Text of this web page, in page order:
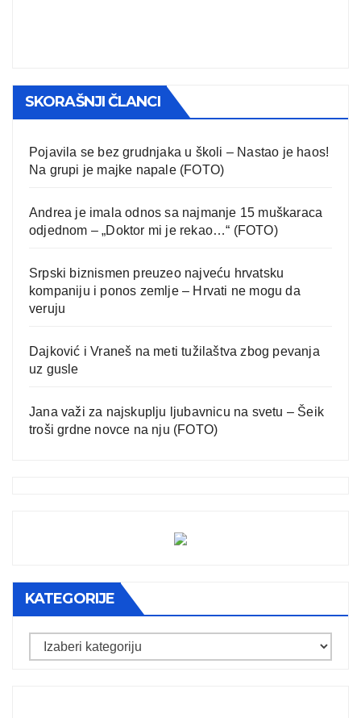
SKORAŠNJI ČLANCI
Pojavila se bez grudnjaka u školi – Nastao je haos!
Na grupi je majke napale (FOTO)
Andrea je imala odnos sa najmanje 15 muškaraca
odjednom – „Doktor mi je rekao…“ (FOTO)
Srpski biznismen preuzeo najveću hrvatsku
kompaniju i ponos zemlje – Hrvati ne mogu da
veruju
Dajković i Vraneš na meti tužilaštva zbog pevanja
uz gusle
Jana važi za najskuplju ljubavnicu na svetu – Šeik
troši grdne novce na nju (FOTO)
KATEGORIJE
Kategorije